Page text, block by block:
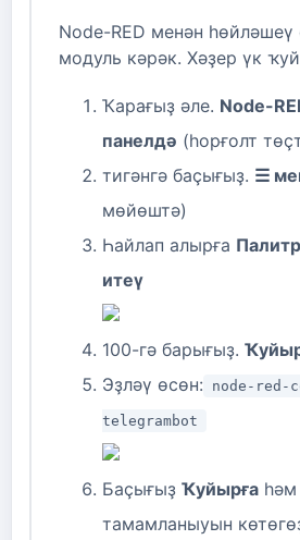
Node-RED менән һөйләшеү
модуль кәрәк. Хәҙер үк
Ҡарағыҙ әле. Node-
панелдә (һорғолт
тигәнгә баҫығыҙ. ☰
мөйөштә)
Һайлап алырға
итеү
100-гә барығыҙ.
Эҙләү өсөн:
node-red-
telegrambot
Баҫығыҙ Ҡуйырға һәм
тамамланыуын